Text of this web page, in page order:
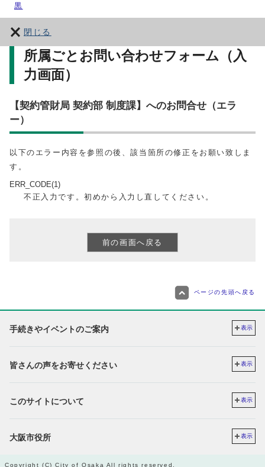
黒
閉じる
所属ごとお問い合わせフォーム（入
力画面）
【契約管財局 契約部 制度課】へのお問合せ（エラ
ー）
以下のエラー内容を参照の後、該当箇所の修正をお願い致しま
す。
ERR_CODE(1)
不正入力です。初めから入力し直してください。
ページの先頭へ戻る
手続きやイベントのご案内 表示
皆さんの声をお寄せください 表示
このサイトについて 表示
大阪市役所 表示
Copyright (C) City of Osaka All rights reserved.